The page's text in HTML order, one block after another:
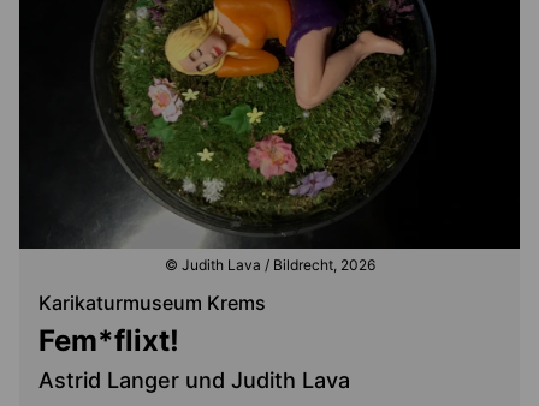
© Judith Lava / Bildrecht, 2026
Karikaturmuseum Krems
Fem*flixt!
Astrid Langer und Judith Lava